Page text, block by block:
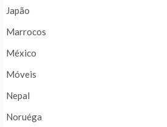
Japão
Marrocos
México
Móveis
Nepal
Noruéga